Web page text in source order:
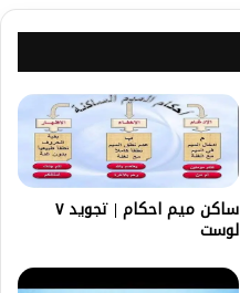
ساکن میم احکام | تجوید ۷
لوست